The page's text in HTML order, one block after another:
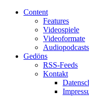
Content
Features
Videospiele
Videoformate
Audiopodcasts
Gedöns
RSS-Feeds
Kontakt